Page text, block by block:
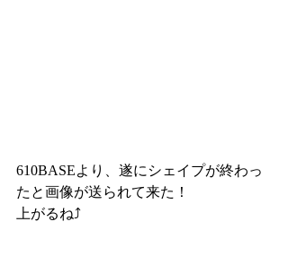
610BASEより、遂にシェイプが終わっ
たと画像が送られて来た！
上がるね⤴️